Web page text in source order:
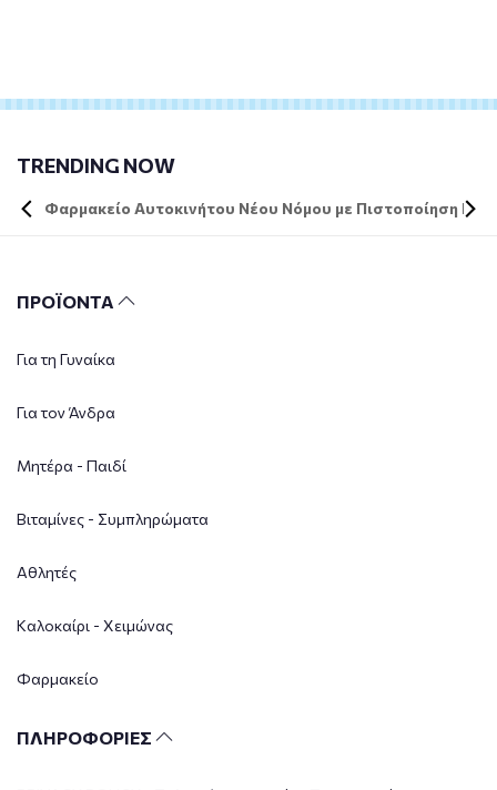
TRENDING NOW
Φαρμακείο Αυτοκινήτου Νέου Νόμου με Πιστοποίηση DIN
ΠΡΟΪΟΝΤΑ
Για τη Γυναίκα
Για τον Άνδρα
Μητέρα - Παιδί
Βιταμίνες - Συμπληρώματα
Αθλητές
Καλοκαίρι - Χειμώνας
Φαρμακείο
ΠΛΗΡΟΦΟΡΙΕΣ